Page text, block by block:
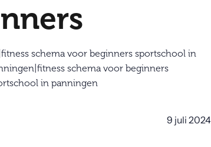
9 juli 2024